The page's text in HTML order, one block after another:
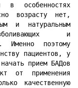
в особенностях
возрасту нет,
и натуральным
и
Именно поэтому
пациентов, у
прием БАДов
от применения
качественную